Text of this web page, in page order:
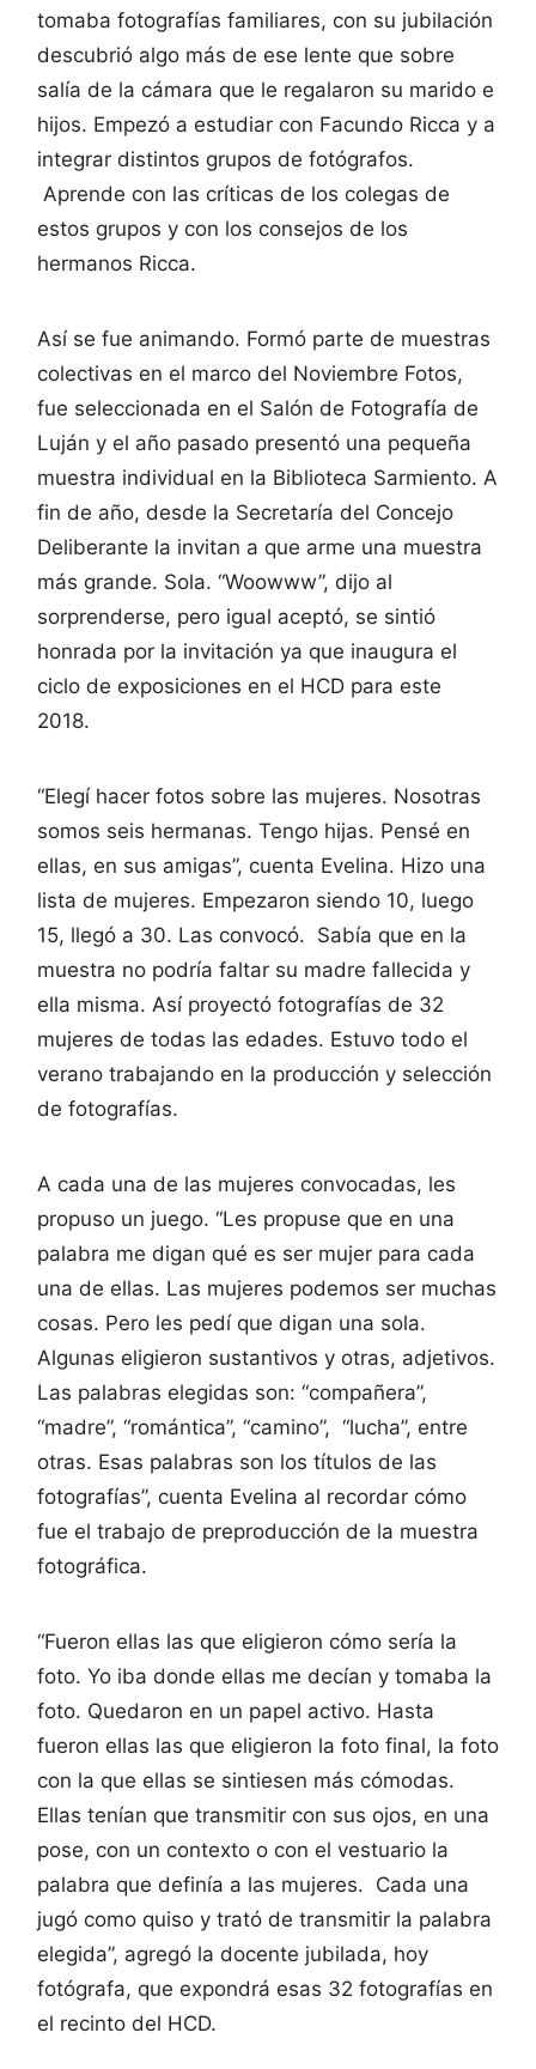
tomaba fotografías familiares, con su jubilación
descubrió algo más de ese lente que sobre
salía de la cámara que le regalaron su marido e
hijos. Empezó a estudiar con Facundo Ricca y a
integrar distintos grupos de fotógrafos.
Aprende con las críticas de los colegas de
estos grupos y con los consejos de los
hermanos Ricca.
Así se fue animando. Formó parte de muestras
colectivas en el marco del Noviembre Fotos,
fue seleccionada en el Salón de Fotografía de
Luján y el año pasado presentó una pequeña
muestra individual en la Biblioteca Sarmiento. A
fin de año, desde la Secretaría del Concejo
Deliberante la invitan a que arme una muestra
más grande. Sola. “Woowww”, dijo al
sorprenderse, pero igual aceptó, se sintió
honrada por la invitación ya que inaugura el
ciclo de exposiciones en el HCD para este
2018.
“Elegí hacer fotos sobre las mujeres. Nosotras
somos seis hermanas. Tengo hijas. Pensé en
ellas, en sus amigas”, cuenta Evelina. Hizo una
lista de mujeres. Empezaron siendo 10, luego
15, llegó a 30. Las convocó. Sabía que en la
muestra no podría faltar su madre fallecida y
ella misma. Así proyectó fotografías de 32
mujeres de todas las edades. Estuvo todo el
verano trabajando en la producción y selección
de fotografías.
A cada una de las mujeres convocadas, les
propuso un juego. “Les propuse que en una
palabra me digan qué es ser mujer para cada
una de ellas. Las mujeres podemos ser muchas
cosas. Pero les pedí que digan una sola.
Algunas eligieron sustantivos y otras, adjetivos.
Las palabras elegidas son: “compañera”,
“madre”, “romántica”, “camino”, “lucha”, entre
otras. Esas palabras son los títulos de las
fotografías”, cuenta Evelina al recordar cómo
fue el trabajo de preproducción de la muestra
fotográfica.
“Fueron ellas las que eligieron cómo sería la
foto. Yo iba donde ellas me decían y tomaba la
foto. Quedaron en un papel activo. Hasta
fueron ellas las que eligieron la foto final, la foto
con la que ellas se sintiesen más cómodas.
Ellas tenían que transmitir con sus ojos, en una
pose, con un contexto o con el vestuario la
palabra que definía a las mujeres. Cada una
jugó como quiso y trató de transmitir la palabra
elegida”, agregó la docente jubilada, hoy
fotógrafa, que expondrá esas 32 fotografías en
el recinto del HCD.